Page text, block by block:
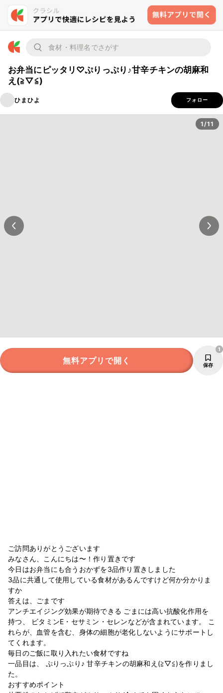
お弁当にピッタリ♡ぷりっぷり♪甘辛チキンの胡麻和
え(≧▽≦)
ひまひよ フォロー
1/11
無料アプリで開く 保存
1
ご訪問ありがとうございます
みなさん、こんにちは〜！作り置きです
今日はお弁当にも合うおかずを3品作り置きしました
3品に共通して使用している食材があるんですけど何か分かりま
すか
答えは、ごまです
アンチエイジング効果が期待できる ごまには高い抗酸化作用を
持つ、 ビタミンE・セサミン・セレンなどが含まれています。 こ
れらが、血管を含む、身体の細胞が老化しないようにサポートし
てくれます。
毎日のご飯に取り入れたい食材ですね
一品目は、 ぷりっぷり♪ 甘辛チキンの胡麻和え(≧▽≦)を作りまし
た。
おすすめポイント